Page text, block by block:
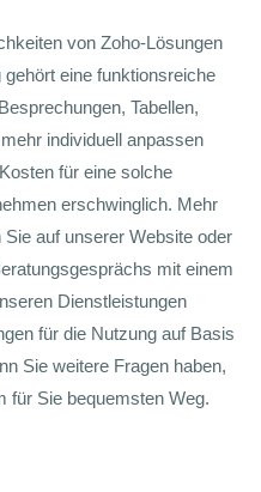
von Zoho-Lösungen
eine funktionsreiche
Tabellen,
individuell anpassen
für eine solche
erschwinglich. Mehr
auf unserer Website oder
mit einem
Dienstleistungen
für die Nutzung auf Basis
Sie weitere Fragen haben,
für Sie bequemsten Weg.